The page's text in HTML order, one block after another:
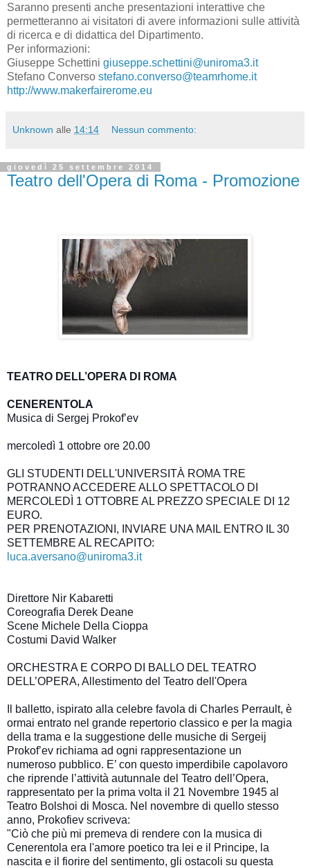
Saranno presenti anche presentazioni interattive che
permetteranno ai visitatori di avere informazioni sulle attività
di ricerca e di didattica del Dipartimento.
Per informazioni:
Giuseppe Schettini giuseppe.schettini@uniroma3.it
Stefano Converso stefano.converso@teamrhome.it
http://www.makerfairerome.eu
Unknown alle 14:14 Nessun commento:
giovedì 25 settembre 2014
Teatro dell'Opera di Roma - Promozione
TEATRO DELL’OPERA DI ROMA
CENERENTOLA
Musica di Sergej Prokof’ev
mercoledì 1 ottobre ore 20.00
GLI STUDENTI DELL'UNIVERSITÀ ROMA TRE
POTRANNO ACCEDERE ALLO SPETTACOLO DI
MERCOLEDÌ 1 OTTOBRE AL PREZZO SPECIALE DI 12
EURO.
PER PRENOTAZIONI, INVIARE UNA MAIL ENTRO IL 30
SETTEMBRE AL RECAPITO:
luca.aversano@uniroma3.it
Direttore Nir Kabaretti
Coreografia Derek Deane
Scene Michele Della Cioppa
Costumi David Walker
ORCHESTRA E CORPO DI BALLO DEL TEATRO
DELL’OPERA, Allestimento del Teatro dell'Opera
Il balletto, ispirato alla celebre favola di Charles Perrault, è
ormai entrato nel grande repertorio classico e per la magia
della trama e la suggestione delle musiche di Sergeij
Prokof’ev richiama ad ogni rappresentazione un
numeroso pubblico. E’ con questo imperdibile capolavoro
che riprende l’attività autunnale del Teatro dell’Opera,
rappresentato per la prima volta il 21 Novembre 1945 al
Teatro Bolshoi di Mosca. Nel novembre di quello stesso
anno, Prokofiev scriveva:
"Ciò che più mi premeva di rendere con la musica di
Cenerentola era l'amore poetico tra lei e il Principe, la
nascita e il fiorire del sentimento, gli ostacoli su questa